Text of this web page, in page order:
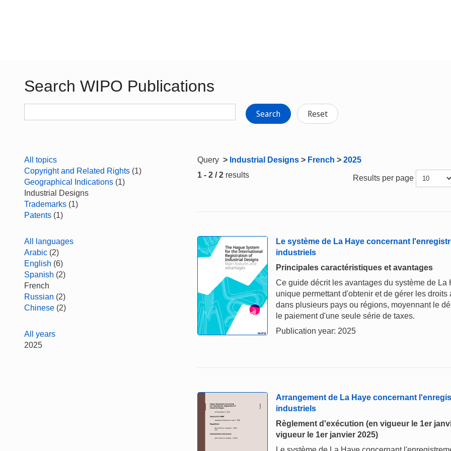
Search WIPO Publications
Search Reset
All topics
Copyright and Related Rights (1)
Geographical Indications (1)
Industrial Designs
Trademarks (1)
Patents (1)
All languages
Arabic (2)
English (6)
Spanish (2)
French
Russian (2)
Chinese (2)
All years
2025
Query > Industrial Designs > French > 2025
1 - 2 / 2 results Results per page
Le système de La Haye concernant
industriels
Principales caractéristiques et avantages
Ce guide décrit les avantages du système de La
unique permettant d'obtenir et de gérer les
dans plusieurs pays ou régions, moyennant le
le paiement d'une seule série de taxes.
Publication year: 2025
Arrangement de La Haye concernant
industriels
Règlement d'exécution (en vigueur le 1er
vigueur le 1er janvier 2025)